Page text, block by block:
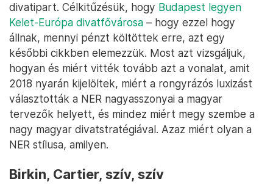
divatipart. Célkitűzésük, hogy Budapest legyen
Kelet-Európa divatfővárosa – hogy ezzel hogy
állnak, mennyi pénzt költöttek erre, azt egy
későbbi cikkben elemezzük. Most azt vizsgáljuk,
hogyan és miért vitték tovább azt a vonalat, amit
2018 nyarán kijelöltek, miért a rongyrázós luxizást
választották a NER nagyasszonyai a magyar
tervezők helyett, és mindez miért megy szembe a
nagy magyar divatstratégiával. Azaz miért olyan a
NER stílusa, amilyen.
Birkin, Cartier, szív, szív